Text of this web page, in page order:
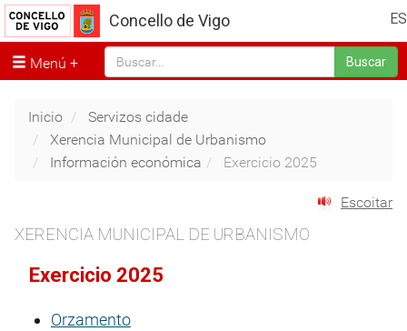
ES
Concello de Vigo
Menú Buscar
Inicio
Servizos cidade
Xerencia Municipal de Urbanismo
Información económica
Exercicio 2025
Escoitar
XERENCIA MUNICIPAL DE URBANISMO
Exercicio 2025
Orzamento